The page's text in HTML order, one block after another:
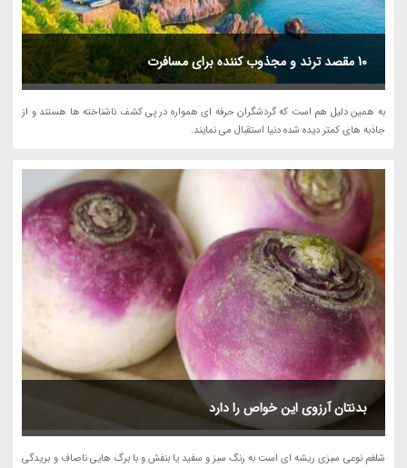
10 مقصد ترند و مجذوب کننده برای مسافرت
به همین دلیل هم است که گردشگران حرفه ای همواره در پی کشف ناشناخته ها هستند و از
جاذبه های کمتر دیده شده دنیا استقبال می نمایند.
بدنتان آرزوی این خواص را دارد
شلغم نوعی سبزی ریشه ای است به رنگ سبز و سفید یا بنفش و با برگ هایی ناصاف و بریدگی